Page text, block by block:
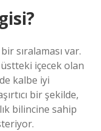
sıralaması var.
içecek olan
kalbe iyi
bir şekilde,
bilincine sahip